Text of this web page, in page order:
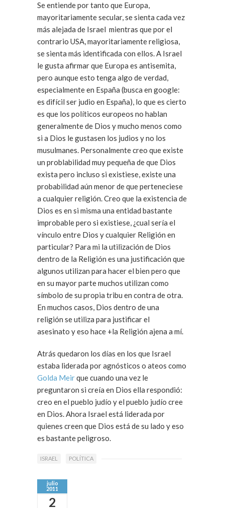
Se entiende por tanto que Europa,
mayoritariamente secular, se sienta cada vez
más alejada de Israel mientras que por el
contrario USA, mayoritariamente religiosa,
se sienta más identificada con ellos. A Israel
le gusta afirmar que Europa es antisemita,
pero aunque esto tenga algo de verdad,
especialmente en España (busca en google:
es difícil ser judio en España), lo que es cierto
es que los políticos europeos no hablan
generalmente de Dios y mucho menos como
si a Dios le gustasen los judios y no los
musulmanes. Personalmente creo que existe
un problabilidad muy pequeña de que Dios
exista pero incluso si existiese, existe una
probabilidad aún menor de que perteneciese
a cualquier religión. Creo que la existencia de
Dios es en si misma una entidad bastante
improbable pero si existiese, ¿cual sería el
vínculo entre Dios y cualquier Religión en
particular? Para mi la utilización de Dios
dentro de la Religión es una justificación que
algunos utilizan para hacer el bien pero que
en su mayor parte muchos utilizan como
símbolo de su propia tribu en contra de otra.
En muchos casos, Dios dentro de una
religión se utiliza para justificar el
asesinato y eso hace +la Religión ajena a mí.
Atrás quedaron los días en los que Israel
estaba liderada por agnósticos o ateos como
Golda Meirque cuando una vez le
preguntaron si creía en Dios ella respondió:
creo en el pueblo judío y el pueblo judío cree
en Dios. Ahora Israel está liderada por
quienes creen que Dios está de su lado y eso
es bastante peligroso.
ISRAEL POLÍTICA
julio
2011
2